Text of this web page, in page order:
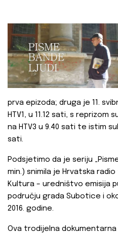
prva epizoda; druga je 11.
HTV1, u 11.12 sati, s reprizom
na HTV3 u 9.40 sati te istim
sati.
Podsjetimo da je seriju
min.) snimila je Hrvatska
Kultura – uredništvo emisija
području grada Subotice i
2016. godine.
Ova trodijelna